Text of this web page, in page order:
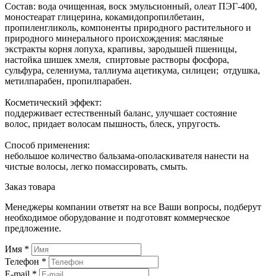
Состав: вода очищенная, воск эмульсионный, олеат ПЭГ-400,
моностеарат глицерина, кокамидопропилбетаин,
пропиленгликоль, компоненты природного растительного и
природного минерального происхождения: масляные
экстракты корня лопуха, крапивы, зародышей пшеницы,
настойка шишек хмеля, спиртовые растворы фосфора,
сульфура, селениума, таллиума ацетикума, силицеи; отдушка,
метилпарабен, пропилпарабен.
Косметический эффект:
поддерживает естественный баланс, улучшает состояние
волос, придает волосам пышность, блеск, упругость.
Способ применения:
небольшое количество бальзама-ополаскивателя нанести на
чистые волосы, легко помассировать, смыть.
Заказ товара
Менеджеры компании ответят на все Ваши вопросы, подберут
необходимое оборудование и подготовят коммерческое
предложение.
Имя *
Телефон *
E-mail *